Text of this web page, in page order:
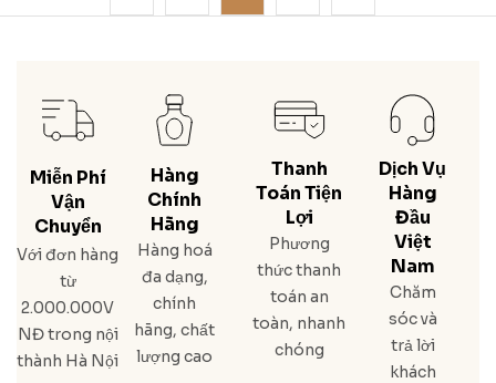
Miễn Phí
Vận
Chuyển
Với đơn hàng
từ
2.000.000V
NĐ trong nội
thành Hà Nội
Hàng
Chính
Hãng
Hàng hoá
đa dạng,
chính
hãng, chất
lượng cao
Thanh
Toán Tiện
Lợi
Phương
thức thanh
toán an
toàn, nhanh
chóng
Dịch Vụ
Hàng
Đầu
Việt
Nam
Chăm
sóc và
trả lời
khách